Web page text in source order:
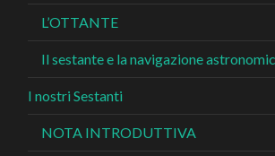
L’OTTANTE
Il sestante e la navigazione
I nostri Sestanti
NOTA INTRODUTTIVA